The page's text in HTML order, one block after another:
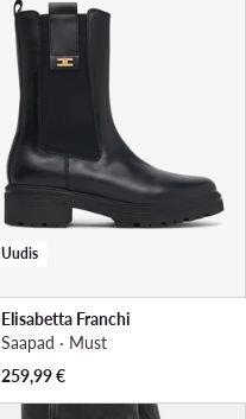
Uudis
Elisabetta Franchi
Saapad · Must
259,99€